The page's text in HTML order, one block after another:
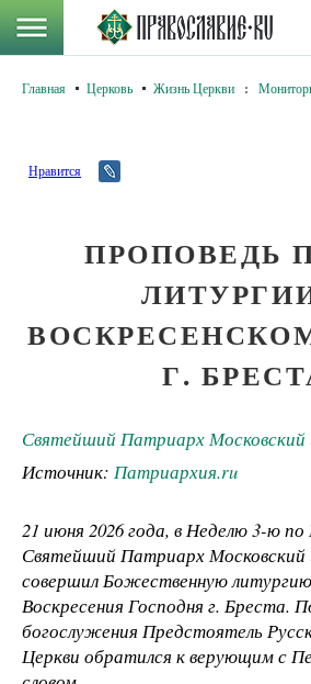
Главная Церковь Жизнь Церкви :
Нравится
ПРОПОВЕДЬ
Г.
Святейший Патриарх Московский
Источник: Патриархия.ru
21 июня 2026 года, в Неделю 3-ю
Святейший Патриарх Московский
совершил Божественную
Воскресения Господня г. Бреста.
богослужения Предстоятель
Церкви обратился к верующим с